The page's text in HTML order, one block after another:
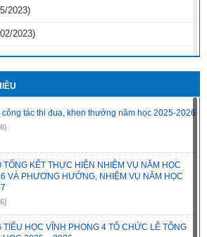
2023)
2023)
2022)
2022)
2022)
08/2022)
công tác thi đua, khen thưởng năm học 2025-2026
TỔNG KẾT THỰC HIỆN NHIỆM VỤ NĂM HỌC
VÀ PHƯƠNG HƯỚNG, NHIỆM VỤ NĂM HỌC
TIỂU HỌC VĨNH PHONG 4 TỔ CHỨC LỄ TỔNG